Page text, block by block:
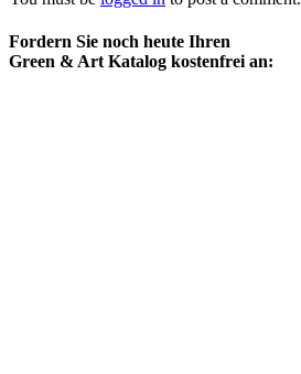
Fordern Sie noch heute Ihren
Green & Art Katalog kostenfrei an: